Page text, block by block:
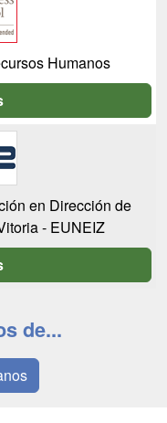
Humanos
en Dirección de
- EUNEIZ
de...